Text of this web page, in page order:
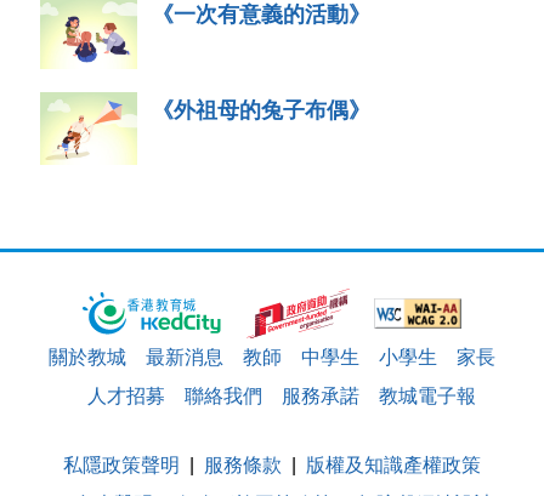
《一次有意義的活動》
《外祖母的兔子布偶》
關於教城 最新消息 教師 中學生 小學生
家長
人才招募
聯絡我們 服務承諾 教城電子報
私隱政策聲明 服務條款
版權及知識產權政策